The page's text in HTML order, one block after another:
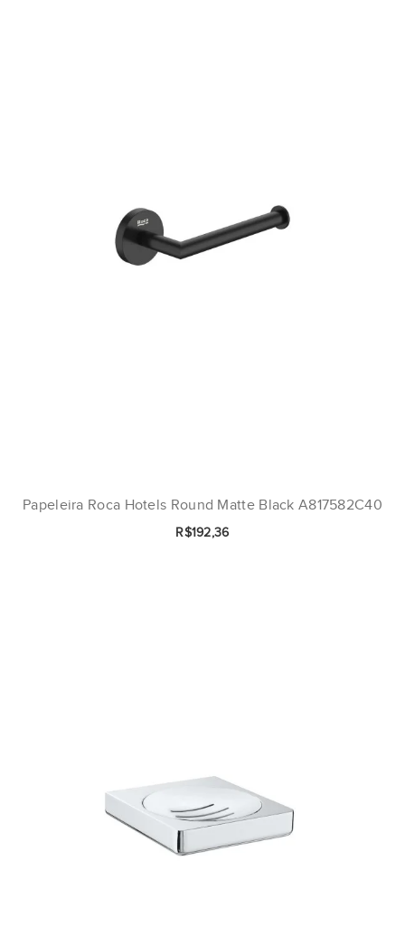
Papeleira Roca Hotels Round Matte Black A817582C40
R$192,36